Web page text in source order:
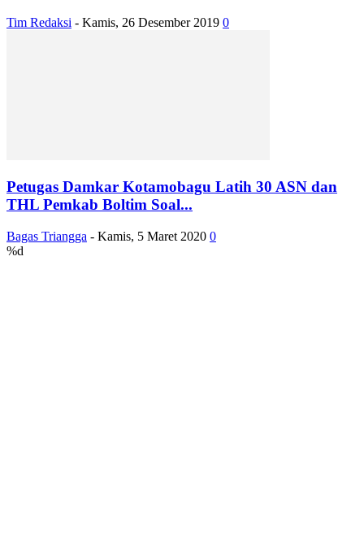
Tim Redaksi - Kamis, 26 Desember 2019 0
Petugas Damkar Kotamobagu Latih 30 ASN dan
THL Pemkab Boltim Soal...
Bagas Triangga - Kamis, 5 Maret 2020 0
%d